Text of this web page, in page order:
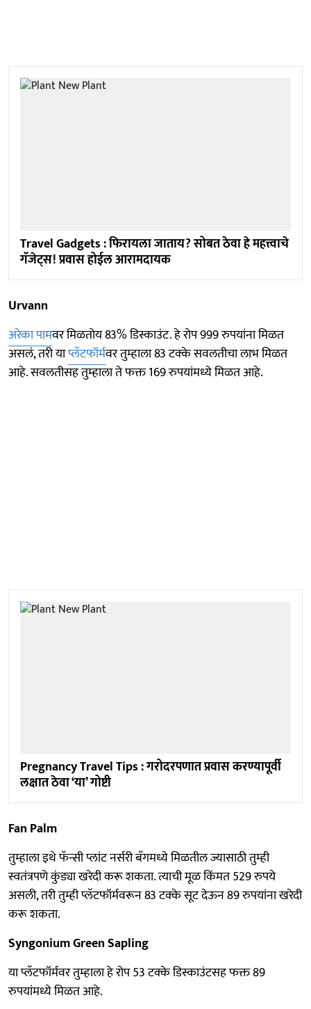
Travel Gadgets : फिरायला जाताय? सोबत ठेवा हे महत्त्वाचे
गॅजेट्स! प्रवास होईल आरामदायक
Urvann
अरेका पामवर मिळतोय 83% डिस्काउंट. हे रोप 999 रुपयांना मिळत
असलं, तरी याप्लॅटफॉर्मवर तुम्हाला 83 टक्के सवलतीचा लाभ मिळत
आहे. सवलतीसह तुम्हाला ते फक्त 169 रुपयांमध्ये मिळत आहे.
Pregnancy Travel Tips : गरोदरपणात प्रवास करण्यापूर्वी
लक्षात ठेवा ‘या’ गोष्टी
Fan Palm
तुम्हाला इथे फॅन्सी प्लांट नर्सरी बॅगमध्ये मिळतील ज्यासाठी तुम्ही
स्वतंत्रपणे कुंड्या खरेदी करू शकता. त्याची मूळ किंमत 529 रुपये
असली, तरी तुम्ही प्लॅटफॉर्मवरून 83 टक्के सूट देऊन 89 रुपयांना खरेदी
करू शकता.
Syngonium Green Sapling
या प्लॅटफॉर्मवर तुम्हाला हे रोप 53 टक्के डिस्काउंटसह फक्त 89
रुपयांमध्ये मिळत आहे.